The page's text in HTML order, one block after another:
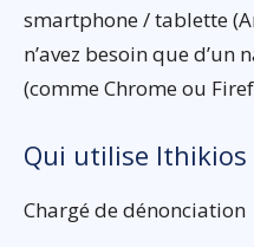
smartphone / tablette
n’avez besoin que
(comme Chrome ou
Qui utilise Ithikios
Chargé de dénonciation